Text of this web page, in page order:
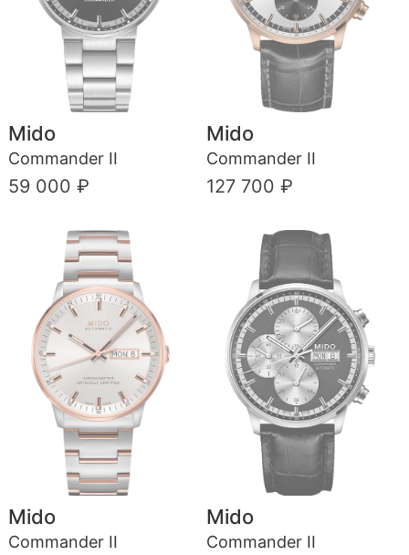
Mido
Commander II
59 000 ₽
Mido
Commander II
127 700 ₽
Mido
Commander II
Mido
Commander II